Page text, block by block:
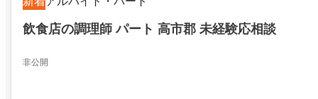
飲食店の調理師 パート 高市郡 未経験応相談
非公開